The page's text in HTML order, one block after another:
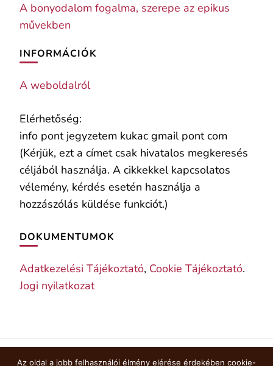
A bonyodalom fogalma, szerepe az epikus
művekben
INFORMÁCIÓK
A weboldalról
Elérhetőség:
info pont jegyzetem kukac gmail pont com
(Kérjük, ezt a címet csak hivatalos megkeresés
céljából használja. A cikkekkel kapcsolatos
vélemény, kérdés esetén használja a
hozzászólás küldése funkciót.)
DOKUMENTUMOK
Adatkezelési Tájékoztató, Cookie Tájékoztató.
Jogi nyilatkozat
COOKIE TÁJÉKOZTATÓ
Az oldal a jobb felhasználói élmény elérése érdekében cookie-